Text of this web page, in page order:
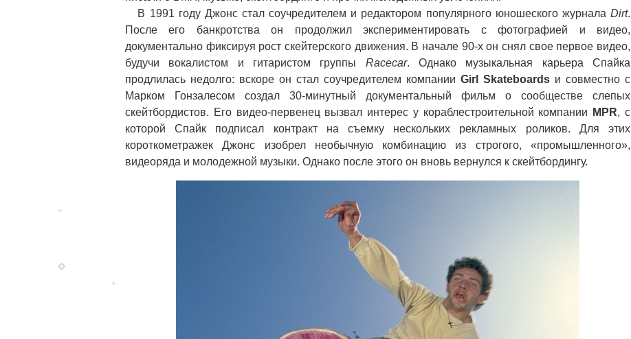
В 1991 году Джонc стал соучредителем и редактором популярного юношеского журнала Dirt.
После его банкротства он продолжил экспериментировать с фотографией и видео,
документально фиксируя рост скейтерского движения. В начале 90-х он снял свое первое видео,
будучи вокалистом и гитаристом группы Racecar. Однако музыкальная карьера Спайка
продлилась недолго: вскоре он стал соучредителем компании Girl Skateboards и совместно с
Марком Гонзалесом создал 30-минутный документальный фильм о сообществе слепых
скейтбордистов. Его видео-первенец вызвал интерес у кораблестроительной компании
MPR, с
которой Спайк подписал контракт на съемку нескольких рекламных роликов. Для этих
короткометражек Джонc изобрел необычную комбинацию из строгого, «промышленного»,
видеоряда и молодежной музыки. Однако после этого он вновь вернулся к скейтбордингу.